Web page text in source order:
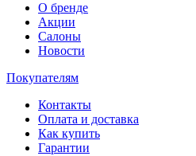
О бренде
Акции
Салоны
Новости
Покупателям
Контакты
Оплата и доставка
Как купить
Гарантии